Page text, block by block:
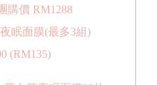
購價 RM1288
眠面膜(最多3組)
(RM135)